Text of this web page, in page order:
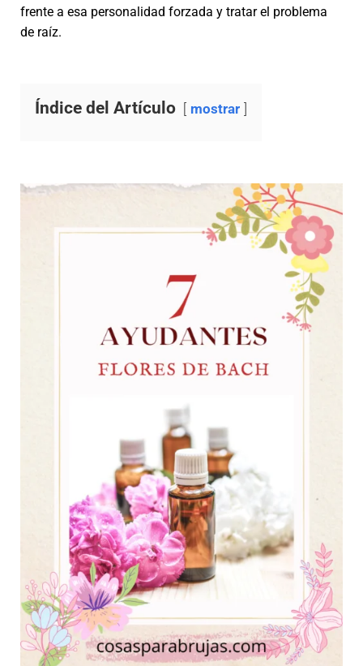
frente a esa personalidad forzada y tratar el problema
de raíz.
Índice del Artículo mostrar